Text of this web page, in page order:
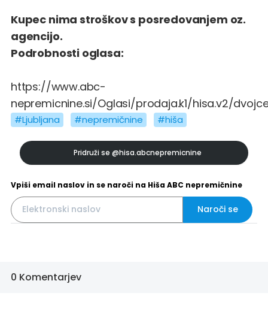
Kupec nima stroškov s posredovanjem oz.
agencijo.
Podrobnosti oglasa:
https://www.abc-
nepremicnine.si/Oglasi/prodaja.k1/hisa.v2/
#Ljubljana #nepremičnine #hiša
Pridruži se @hisa.abcnepremicnine
Vpiši email naslov in se naroči na Hiša ABC nepremičnine
Naroči se
0 Komentarjev